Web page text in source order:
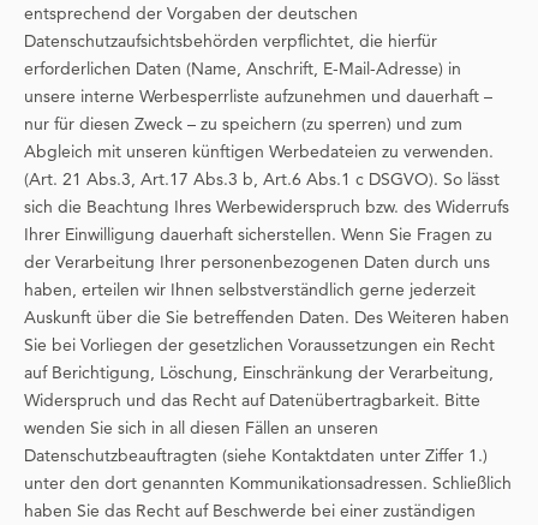
entsprechend der Vorgaben der deutschen
Datenschutzaufsichtsbehörden verpflichtet, die hierfür
erforderlichen Daten (Name, Anschrift, E-Mail-Adresse) in
unsere interne Werbesperrliste aufzunehmen und dauerhaft –
nur für diesen Zweck – zu speichern (zu sperren) und zum
Abgleich mit unseren künftigen Werbedateien zu verwenden.
(Art. 21 Abs.3, Art.17 Abs.3 b, Art.6 Abs.1 c DSGVO). So lässt
sich die Beachtung Ihres Werbewiderspruch bzw. des Widerrufs
Ihrer Einwilligung dauerhaft sicherstellen. Wenn Sie Fragen zu
der Verarbeitung Ihrer personenbezogenen Daten durch uns
haben, erteilen wir Ihnen selbstverständlich gerne jederzeit
Auskunft über die Sie betreffenden Daten. Des Weiteren haben
Sie bei Vorliegen der gesetzlichen Voraussetzungen ein Recht
auf Berichtigung, Löschung, Einschränkung der Verarbeitung,
Widerspruch und das Recht auf Datenübertragbarkeit. Bitte
wenden Sie sich in all diesen Fällen an unseren
Datenschutzbeauftragten (siehe Kontaktdaten unter Ziffer 1.)
unter den dort genannten Kommunikationsadressen. Schließlich
haben Sie das Recht auf Beschwerde bei einer zuständigen